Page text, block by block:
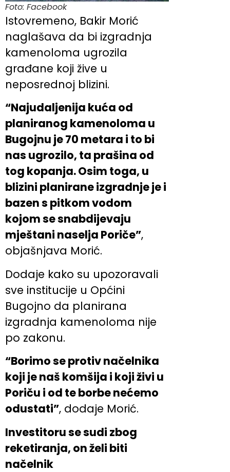
Foto: Facebook
Istovremeno, Bakir Morić
naglašava da bi izgradnja
kamenoloma ugrozila
građane koji žive u
neposrednoj blizini.
“Najudaljenija kuća od
planiranog kamenoloma u
Bugojnu je 70 metara i to bi
nas ugrozilo, ta prašina od
tog kopanja. Osim toga, u
blizini planirane izgradnje je i
bazen s pitkom vodom
kojom se snabdijevaju
mještani naselja Poriče”,
objašnjava Morić.
Dodaje kako su upozoravali
sve institucije u Općini
Bugojno da planirana
izgradnja kamenoloma nije
po zakonu.
“Borimo se protiv načelnika
koji je naš komšija i koji živi u
Poriču i od te borbe nećemo
odustati”, dodaje Morić.
Investitoru se sudi zbog
reketiranja, on želi biti
načelnik